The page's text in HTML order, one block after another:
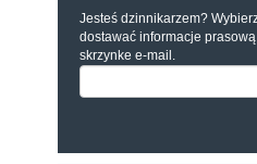
Jesteś dzinnikarzem?
dostawać informacje
skrzynke e-mail.